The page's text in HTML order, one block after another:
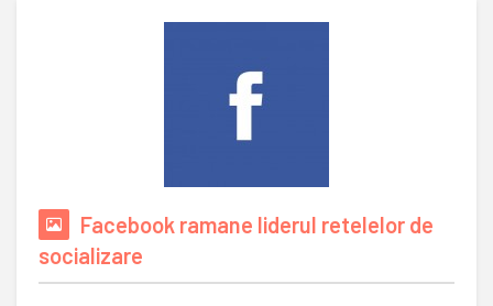
Facebook ramane liderul retelelor de
socializare